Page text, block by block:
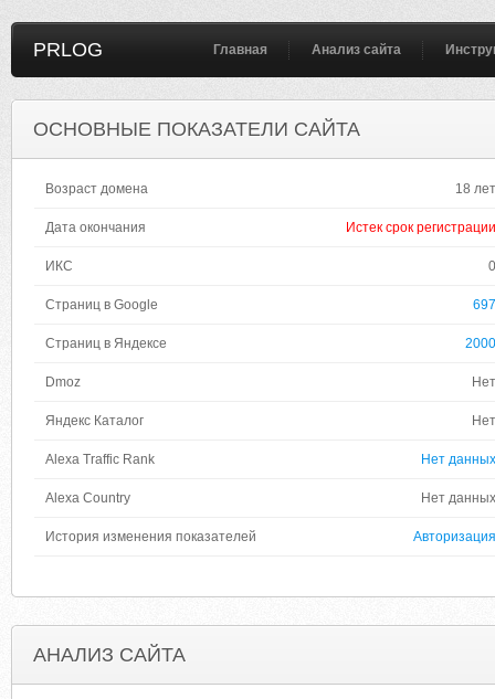
PRLOG Главная Анализ сайта
ОСНОВНЫЕ ПОКАЗАТЕЛИ САЙТА
Возраст домена 18 лет
Дата окончания Истек срок регистрации
ИКС 0
Страниц в Google 697
Страниц в Яндексе 2000
Dmoz Нет
Яндекс Каталог Нет
Alexa Traffic Rank Нет данных
Alexa Country Нет данных
История изменения показателей Авторизация
АНАЛИЗ САЙТА